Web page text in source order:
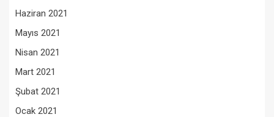
Haziran 2021
Mayıs 2021
Nisan 2021
Mart 2021
Şubat 2021
Ocak 2021